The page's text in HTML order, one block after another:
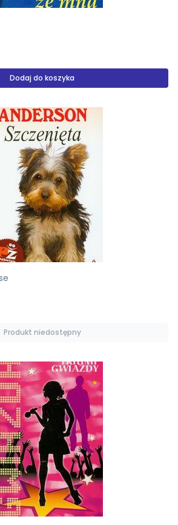
Dodaj do koszyka
Produkt niedostępny